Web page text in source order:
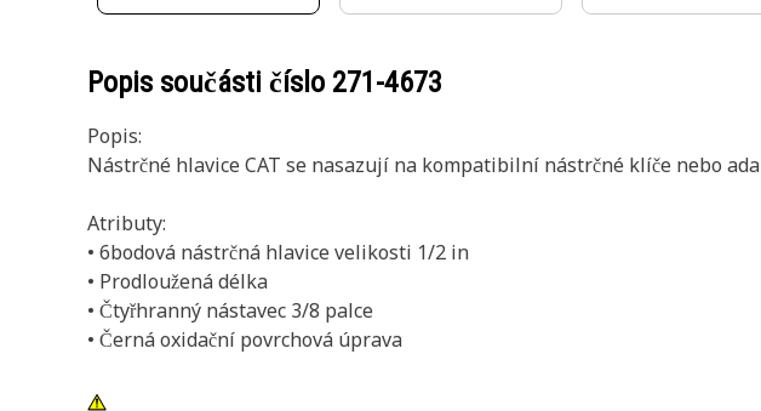
Popis součásti číslo 271-4673
Popis:
Nástrčné hlavice CAT se nasazují na kompatibilní nástrčné klíče nebo
Atributy:
• 6bodová nástrčná hlavice velikosti 1/2 in
• Prodloužená délka
• Čtyřhranný nástavec 3/8 palce
• Černá oxidační povrchová úprava